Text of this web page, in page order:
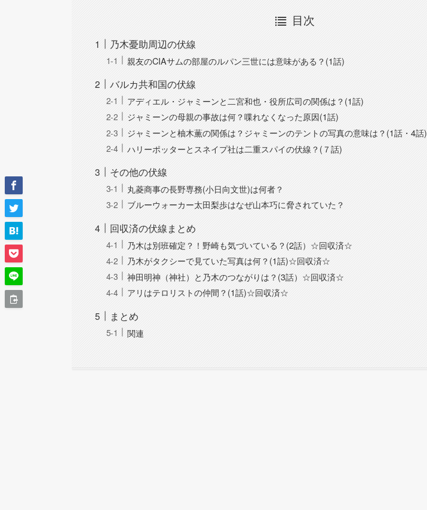
目次
乃木憂助周辺の伏線
親友のCIAサムの部屋のルパン三世には意味がある？(1話)
バルカ共和国の伏線
アディエル・ジャミーンと二宮和也・役所広司の関係は？(1話)
ジャミーンの母親の事故は何？喋れなくなった原因(1話)
ジャミーンと柚木薫の関係は？ジャミーンのテントの写真の意味は？(1話・4話)
ハリーポッターとスネイプ社は二重スパイの伏線？(７話)
その他の伏線
丸菱商事の長野専務(小日向文世)は何者？
ブルーウォーカー太田梨歩はなぜ山本巧に脅されていた？
回収済の伏線まとめ
乃木は別班確定？！野崎も気づいている？(2話）☆回収済☆
乃木がタクシーで見ていた写真は何？(1話)☆回収済☆
神田明神（神社）と乃木のつながりは？(3話）☆回収済☆
アリはテロリストの仲間？(1話)☆回収済☆
まとめ
関連